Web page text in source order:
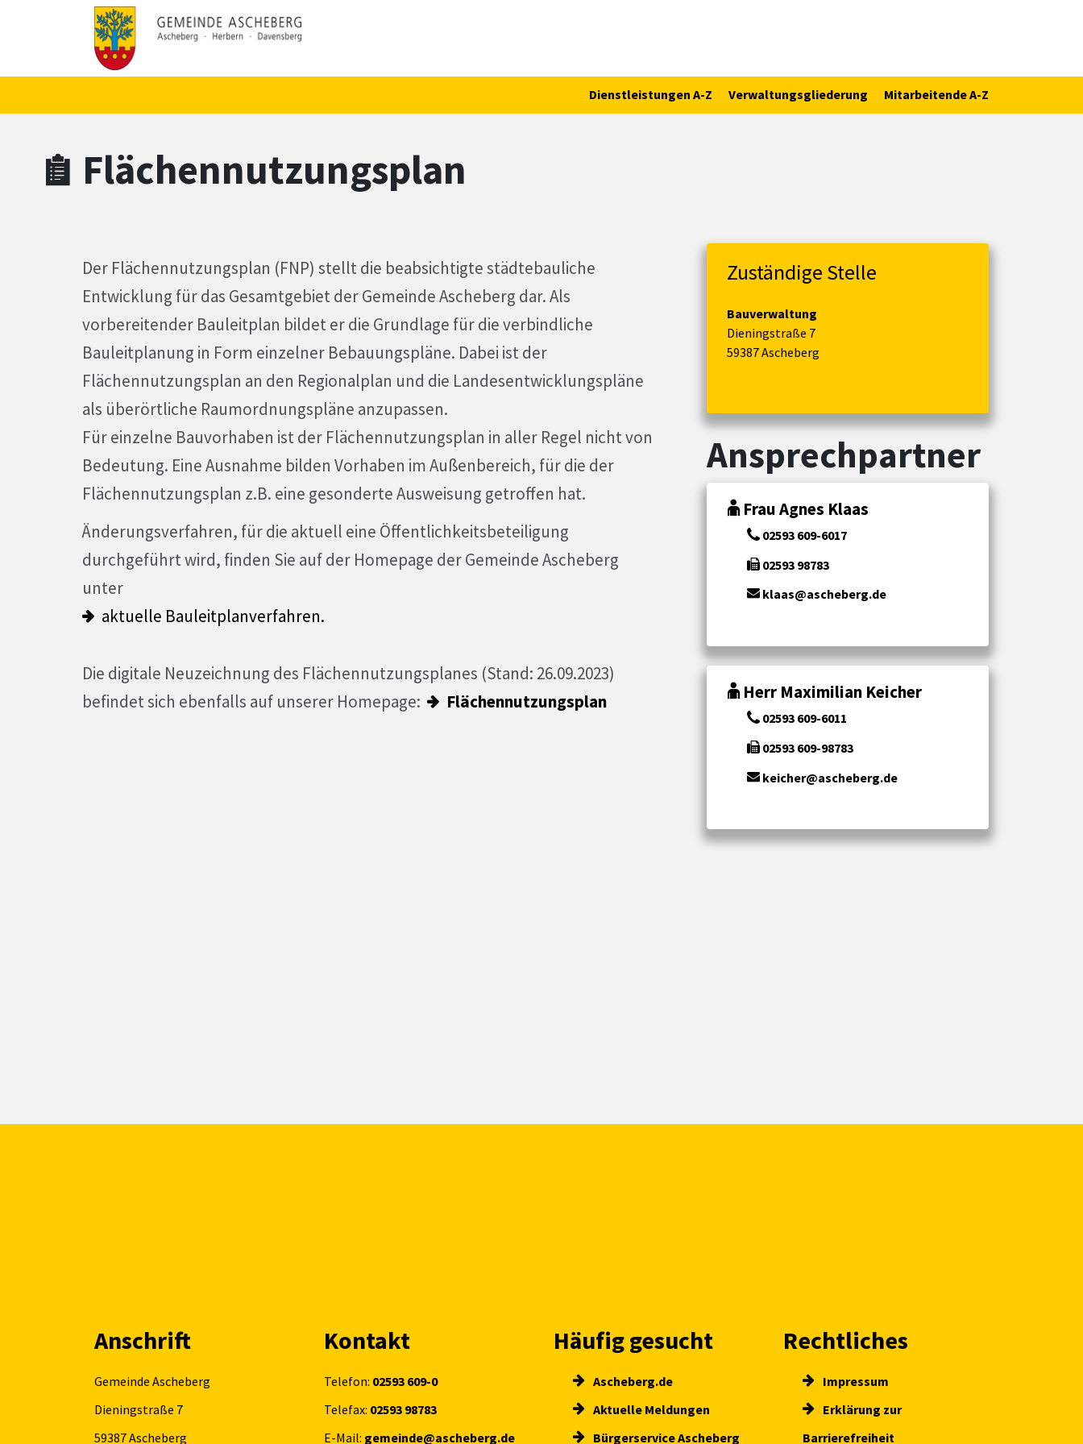
Zum Header
Zum Hauptinhalt
Zum Footer
Zum Hauptinhalt springen
Dienstleistungen A-Z Verwaltungsgliederung Mitarbeitende A-Z
Flächennutzungsplan
Der Flächennutzungsplan (FNP) stellt die beabsichtigte städtebauliche
Entwicklung für das Gesamtgebiet der Gemeinde Ascheberg dar. Als
vorbereitender Bauleitplan bildet er die Grundlage für die verbindliche
Bauleitplanung in Form einzelner Bebauungspläne. Dabei ist der
Flächennutzungsplan an den Regionalplan und die Landesentwicklungspläne
als überörtliche Raumordnungspläne anzupassen.
Für einzelne Bauvorhaben ist der Flächennutzungsplan in aller Regel nicht von
Bedeutung. Eine Ausnahme bilden Vorhaben im Außenbereich, für die der
Flächennutzungsplan z.B. eine gesonderte Ausweisung getroffen hat.
Änderungsverfahren, für die aktuell eine Öffentlichkeitsbeteiligung
durchgeführt wird, finden Sie auf der Homepage der Gemeinde Ascheberg
unter
aktuelle Bauleitplanverfahren.
Die digitale Neuzeichnung des Flächennutzungsplanes (Stand: 26.09.2023)
befindet sich ebenfalls auf unserer Homepage:
Flächennutzungsplan
Zuständige Stelle
Bauverwaltung
Dieningstraße 7
59387 Ascheberg
Ansprechpartner
Frau Agnes Klaas
02593 609-6017
02593 98783
klaas@ascheberg.de
Herr Maximilian Keicher
02593 609-6011
02593 609-98783
keicher@ascheberg.de
Anschrift
Gemeinde Ascheberg
Dieningstraße 7
59387Ascheberg
Kontakt
Telefon: 02593 609-0
Telefax: 02593 98783
E-Mail: gemeinde@ascheberg.de
Häufig gesucht
Ascheberg.de
Aktuelle Meldungen
Bürgerservice Ascheberg
Rechtliches
Impressum
Erklärung zur
Barrierefreiheit